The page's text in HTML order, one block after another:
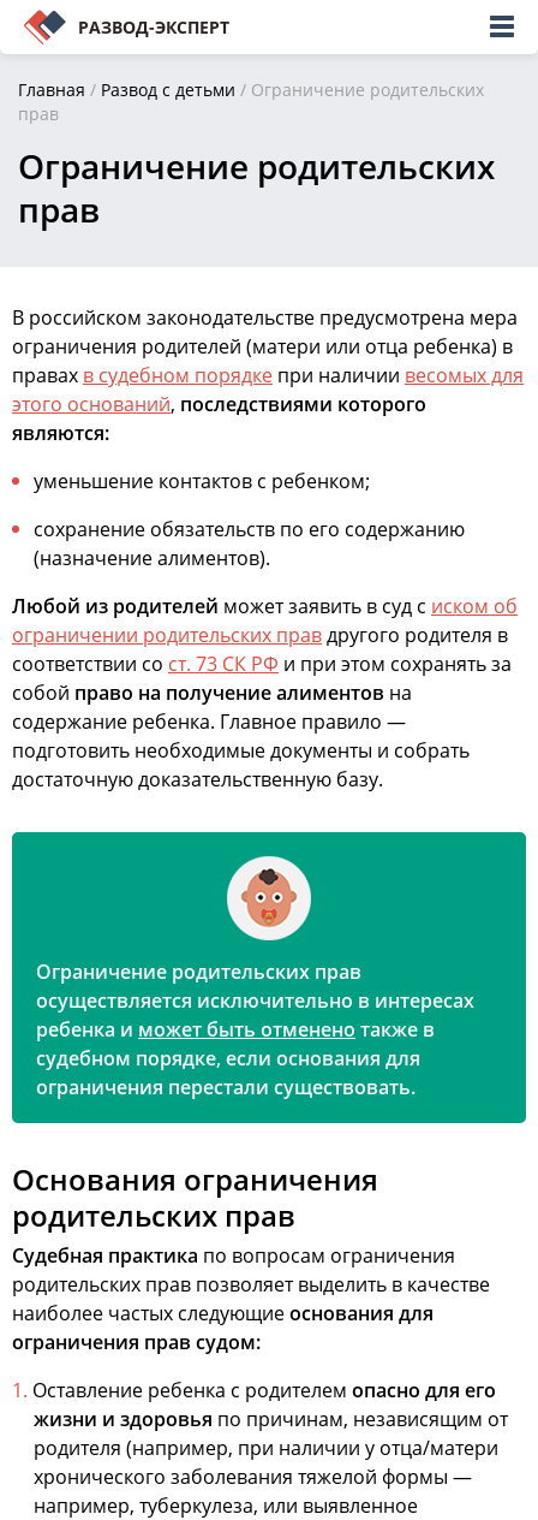
РАЗВОД-ЭКСПЕРТ
Главная / Развод с детьми / Ограничение родительских
прав
Ограничение родительских
прав
В российском законодательстве предусмотрена мера
ограничения родителей (матери или отца ребенка) в
правах в судебном порядке при наличии весомых для
этого оснований, последствиями которого
являются:
уменьшение контактов с ребенком;
сохранение обязательств по его содержанию
(назначение алиментов).
Любой из родителей может заявить в суд с иском об
ограничении родительских правдругого родителя в
соответствии со ст. 73 СК РФ и при этом сохранять за
собой право на получение алиментов на
содержание ребенка. Главное правило —
подготовить необходимые документы и собрать
достаточную доказательственную базу.
Ограничение родительских прав
осуществляется исключительно в интересах
ребенка и может быть отменено также в
судебном порядке, если основания для
ограничения перестали существовать.
Основания ограничения
родительских прав
Судебная практика по вопросам ограничения
родительских прав позволяет выделить в качестве
наиболее частых следующиеоснования для
ограничения прав судом:
Оставление ребенка с родителем опасно для его
жизни и здоровья по причинам, независящим от
родителя (например, при наличии у отца/матери
хронического заболевания тяжелой формы —
например, туберкулеза, или выявленное